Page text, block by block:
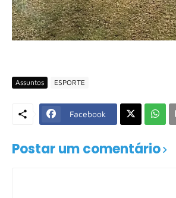
Assuntos ESPORTE
Facebook
Postar um comentário